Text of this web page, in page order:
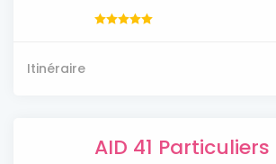
Itinéraire
AID 41 Particuliers